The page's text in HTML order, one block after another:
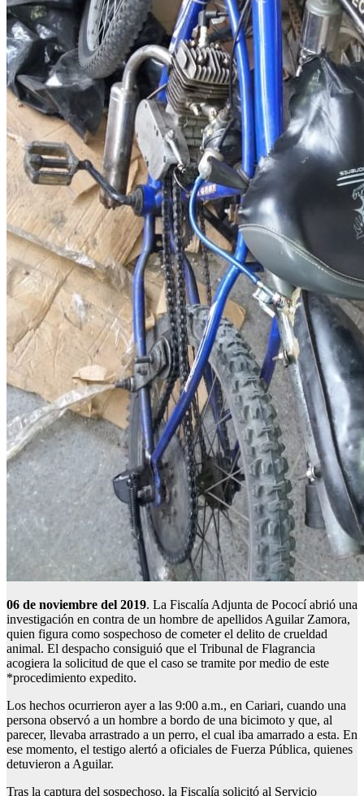
06 de noviembre del 2019. La Fiscalía Adjunta de Pococí abrió una
investigación en contra de un hombre de apellidos Aguilar Zamora,
quien figura como sospechoso de cometer el delito de crueldad
animal. El despacho consiguió que el Tribunal de Flagrancia
acogiera la solicitud de que el caso se tramite por medio de este
*procedimiento expedito.
Los hechos ocurrieron ayer a las 9:00 a.m., en Cariari, cuando una
persona observó a un hombre a bordo de una bicimoto y que, al
parecer, llevaba arrastrado a un perro, el cual iba amarrado a esta. En
ese momento, el testigo alertó a oficiales de Fuerza Pública, quienes
detuvieron a Aguilar.
Tras la captura del sospechoso, la Fiscalía solicitó al Servicio